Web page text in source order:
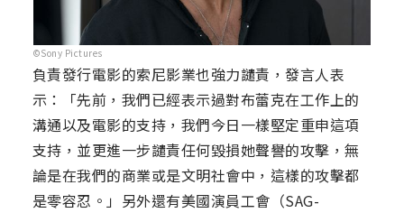
©Sony Pictures
負責發行電影的索尼影業也強力譴責，發言人表
示：「先前，我們已經表示過對布蕾克在工作上的
溝通以及電影的支持，我們今日一樣堅定重申這項
支持，並更進一步譴責任何毀損她聲譽的攻擊，無
論是在我們的商業或是文明社會中，這樣的攻擊都
是零容忍。」另外還有美國演員工會（SAG-